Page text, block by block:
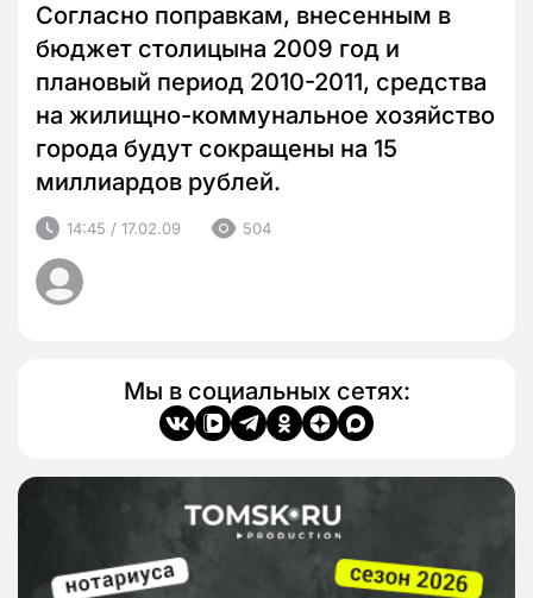
Согласно поправкам, внесенным в
бюджет столицына 2009 год и
плановый период 2010-2011, средства
на жилищно-коммунальное хозяйство
города будут сокращены на 15
миллиардов рублей.
14:45 / 17.02.09 504
Мы в социальных сетях: